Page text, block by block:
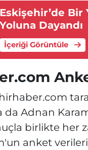
Eskişehir’de Bir
Yoluna Dayandı
İçeriği Görüntüle
da Adnan
birlikte her
anket